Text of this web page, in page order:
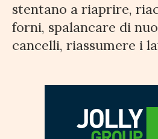
stentano a riaprire,
forni, spalancare di
cancelli, riassumere i